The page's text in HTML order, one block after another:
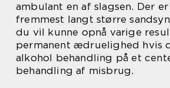
ambulant en af slagsen. Der
fremmest langt større
du vil kunne opnå varige
permanent ædruelighed hvis
alkohol behandling på et
behandling af misbrug.